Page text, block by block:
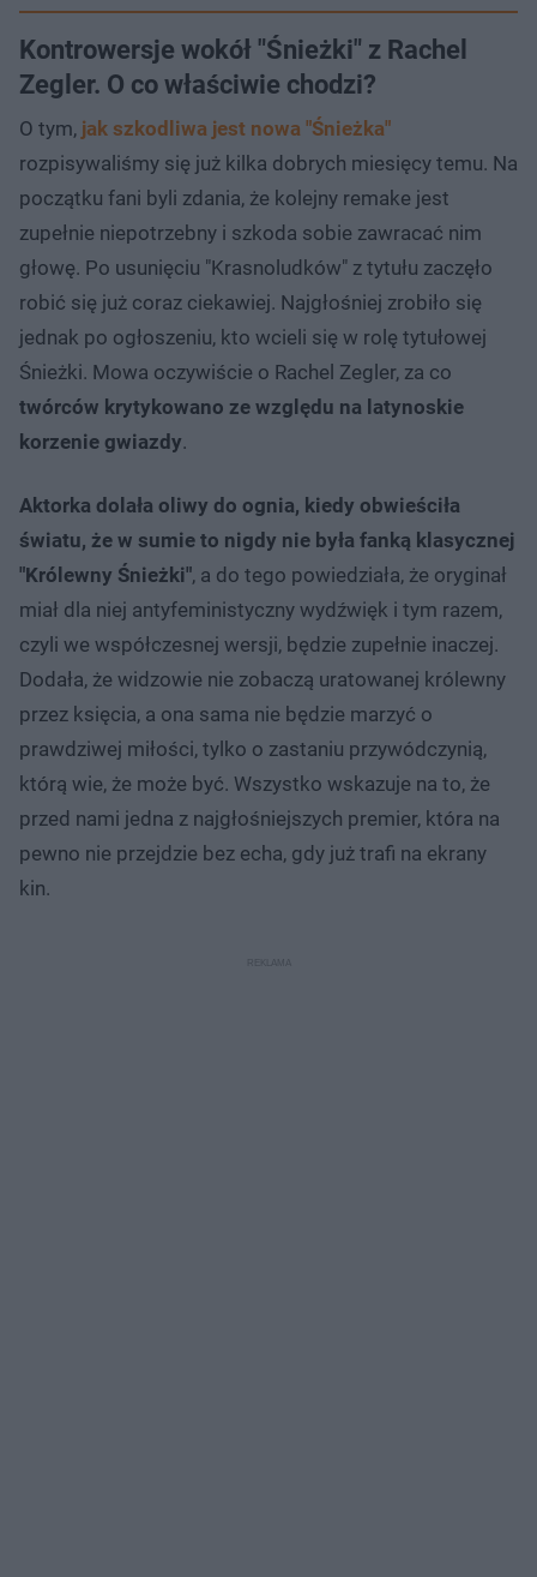
Kontrowersje wokół "Śnieżki" z Rachel
Zegler. O co właściwie chodzi?
O tym, jak szkodliwa jest nowa "Śnieżka"
rozpisywaliśmy się już kilka dobrych miesięcy temu. Na
początku fani byli zdania, że kolejny remake jest
zupełnie niepotrzebny i szkoda sobie zawracać nim
głowę. Po usunięciu "Krasnoludków" z tytułu zaczęło
robić się już coraz ciekawiej. Najgłośniej zrobiło się
jednak po ogłoszeniu, kto wcieli się w rolę tytułowej
Śnieżki. Mowa oczywiście o Rachel Zegler, za co
twórców krytykowano ze względu na latynoskie
korzenie gwiazdy.
Aktorka dolała oliwy do ognia, kiedy obwieściła
światu, że w sumie to nigdy nie była fanką klasycznej
"Królewny Śnieżki", a do tego powiedziała, że oryginał
miał dla niej antyfeministyczny wydźwięk i tym razem,
czyli we współczesnej wersji, będzie zupełnie inaczej.
Dodała, że widzowie nie zobaczą uratowanej królewny
przez księcia, a ona sama nie będzie marzyć o
prawdziwej miłości, tylko o zastaniu przywódczynią,
którą wie, że może być. Wszystko wskazuje na to, że
przed nami jedna z najgłośniejszych premier, która na
pewno nie przejdzie bez echa, gdy już trafi na ekrany
kin.